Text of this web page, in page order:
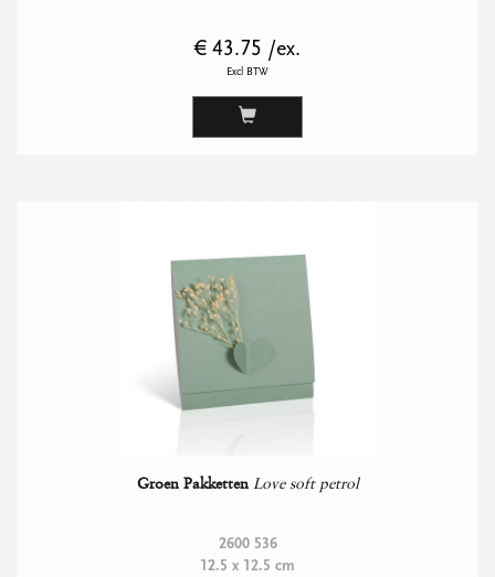
€ 43.75 /ex.
Excl BTW
Groen Pakketten Love soft petrol
2600 536
12.5 x 12.5 cm